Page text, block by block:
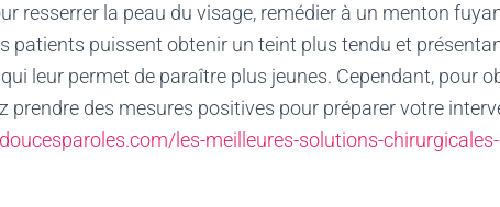
resserrer la peau du visage, remédier à un menton
patients puissent obtenir un teint plus tendu et
leur permet de paraître plus jeunes. Cependant, pour
prendre des mesures positives pour préparer votre
les-meilleures-solutions-